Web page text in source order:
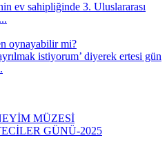
ev sahipliğinde 3. Uluslararası
oynayabilir mi?
istiyorum’ diyerek ertesi gün
MÜZESİ
GÜNÜ-2025